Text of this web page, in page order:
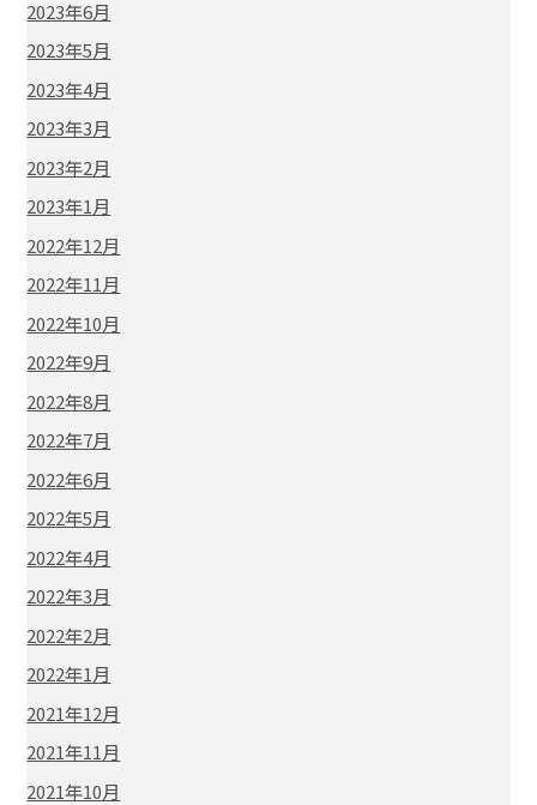
2023年6月
2023年5月
2023年4月
2023年3月
2023年2月
2023年1月
2022年12月
2022年11月
2022年10月
2022年9月
2022年8月
2022年7月
2022年6月
2022年5月
2022年4月
2022年3月
2022年2月
2022年1月
2021年12月
2021年11月
2021年10月